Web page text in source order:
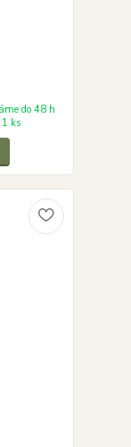
do 48 h
1 ks